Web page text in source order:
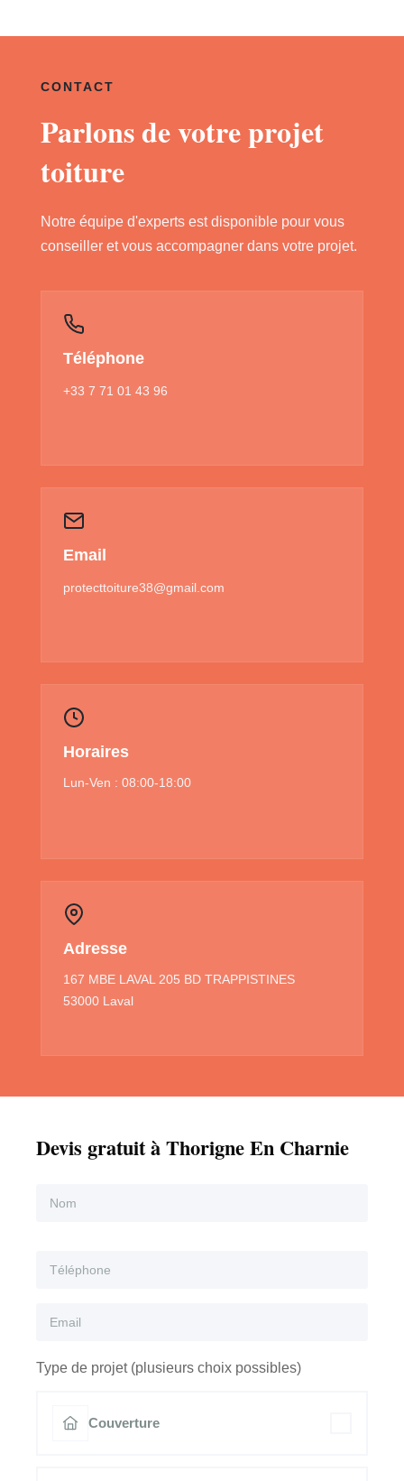
CONTACT
Parlons de votre projet
toiture
Notre équipe d'experts est disponible pour vous
conseiller et vous accompagner dans votre projet.
Téléphone
+33 7 71 01 43 96
Email
protecttoiture38@gmail.com
Horaires
Lun-Ven : 08:00-18:00
Adresse
167 MBE LAVAL 205 BD TRAPPISTINES
53000 Laval
Devis gratuit à Thorigne En Charnie
Type de projet (plusieurs choix possibles)
Couverture